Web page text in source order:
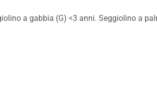
a gabbia (G) <3 anni. Seggiolino a